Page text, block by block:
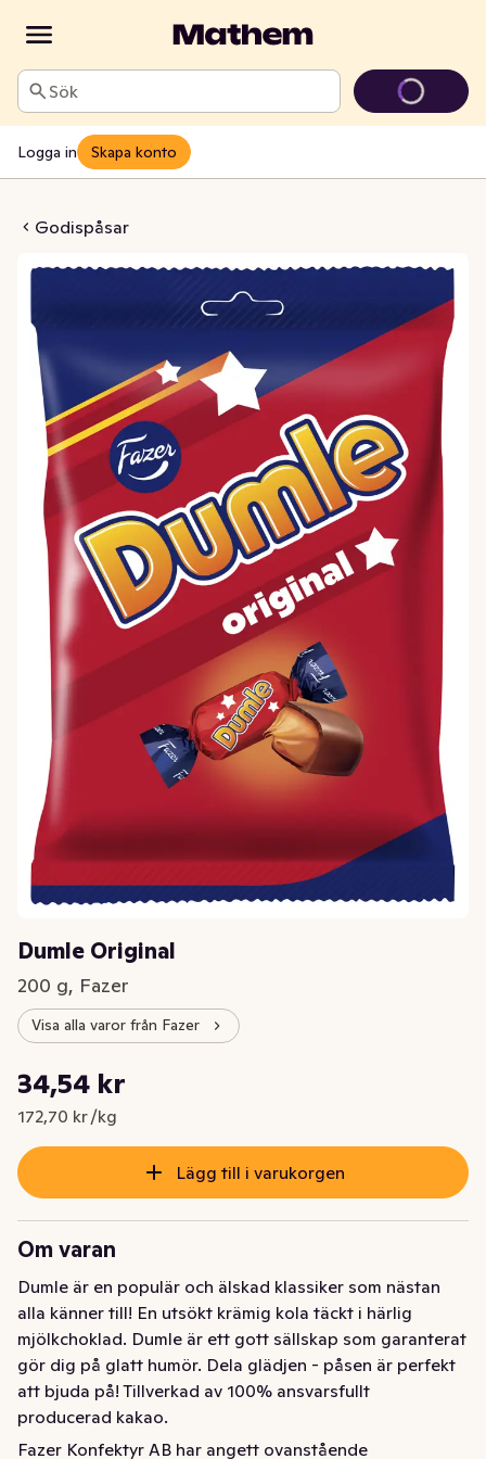
Sök
Logga in Skapa konto
Godispåsar
Original
Dumle Original
200 g, Fazer
Visa alla varor från Fazer
Nuvarande pris är: 34,54 kr
34,54 kr
172,70 kr /kg
Styckpris: 172,70 kr /kg
Lägg till i varukorgen
Om varan
Dumle är en populär och älskad klassiker som nästan
alla känner till! En utsökt krämig kola täckt i härlig
mjölkchoklad. Dumle är ett gott sällskap som garanterat
gör dig på glatt humör. Dela glädjen - påsen är perfekt
att bjuda på! Tillverkad av 100% ansvarsfullt
producerad kakao.
Dumle är en populär och älskad klassiker som nästan
Fazer Konfektyr AB har angett ovanstående